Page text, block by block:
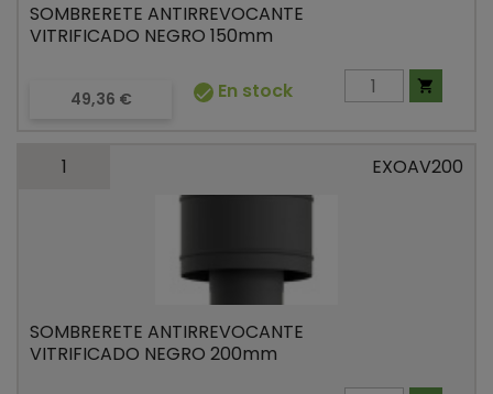
SOMBRERETE ANTIRREVOCANTE
VITRIFICADO NEGRO 150mm
Precio
49,36 €  En stock 
1 EXOAV200
SOMBRERETE ANTIRREVOCANTE
VITRIFICADO NEGRO 200mm